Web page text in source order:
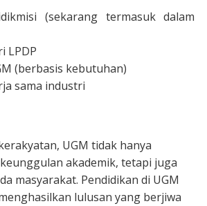
(sekarang termasuk dalam
LPDP
(berbasis kebutuhan)
sama industri
UGM tidak hanya
akademik, tetapi juga
masyarakat. Pendidikan di UGM
lulusan yang berjiwa